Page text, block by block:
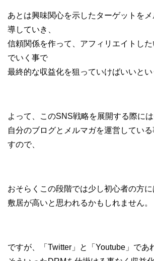
あとは興味関心を示したターゲットを
導していき、
信頼関係を作って、アフィリエイトし
でいく事で
最終的な収益化を狙っていけばいいとい
よって、このSNS戦略を展開する際に
自分のブログとメルマガを運営してい
すので、
おそらくこの段階では少し初心者の方に
敷居が高いと思われるかもしれません。
ですが、「Twitter」と「Youtube」であ